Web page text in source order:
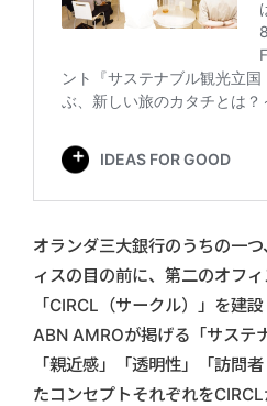
オランダ三大銀行のうちの一
ィスの目の前に、第二のオフ
「CIRCL（サークル）」を建
ABN AMROが掲げる「サステ
「親近感」「透明性」「訪問
たコンセプトそれぞれを